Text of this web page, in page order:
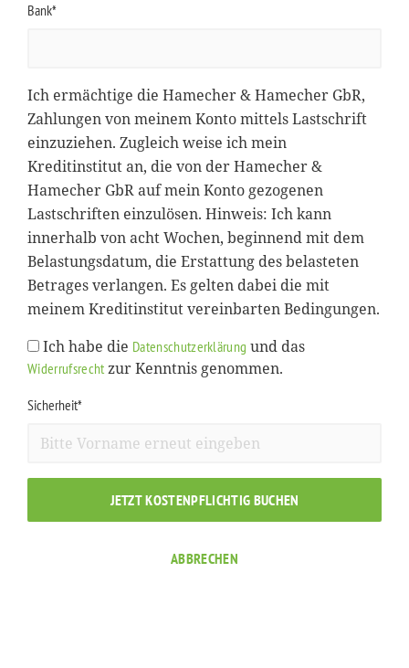
Bank*
Ich ermächtige die Hamecher & Hamecher GbR,
Zahlungen von meinem Konto mittels Lastschrift
einzuziehen. Zugleich weise ich mein
Kreditinstitut an, die von der Hamecher &
Hamecher GbR auf mein Konto gezogenen
Lastschriften einzulösen. Hinweis: Ich kann
innerhalb von acht Wochen, beginnend mit dem
Belastungsdatum, die Erstattung des belasteten
Betrages verlangen. Es gelten dabei die mit
meinem Kreditinstitut vereinbarten Bedingungen.
Ich habe die Datenschutzerklärung und das
Widerrufsrechtzur Kenntnis genommen.
Sicherheit*
JETZT KOSTENPFLICHTIG BUCHEN
ABBRECHEN